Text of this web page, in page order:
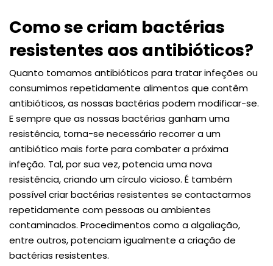
Como se criam bactérias
resistentes aos antibióticos?
Quanto tomamos antibióticos para tratar infeções ou
consumimos repetidamente alimentos que contêm
antibióticos, as nossas bactérias podem modificar-se.
E sempre que as nossas bactérias ganham uma
resistência, torna-se necessário recorrer a um
antibiótico mais forte para combater a próxima
infeção. Tal, por sua vez, potencia uma nova
resistência, criando um círculo vicioso. É também
possível criar bactérias resistentes se contactarmos
repetidamente com pessoas ou ambientes
contaminados. Procedimentos como a algaliação,
entre outros, potenciam igualmente a criação de
bactérias resistentes.